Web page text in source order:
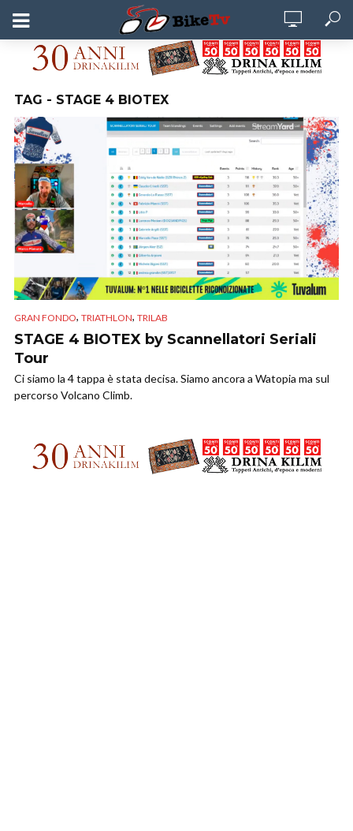
TAG - STAGE 4 BIOTEX
GRAN FONDO, TRIATHLON, TRILAB
STAGE 4 BIOTEX by Scannellatori Seriali
Tour
Ci siamo la 4 tappa è stata decisa. Siamo ancora a Watopia ma sul
percorso Volcano Climb.